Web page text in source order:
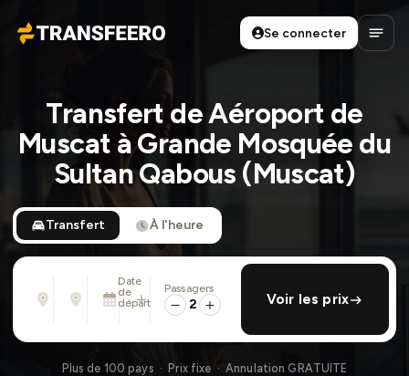
Transfeero
Se connecter
Transfert de Aéroport de
Muscat à Grande Mosquée du
Sultan Qabous (Muscat)
Transfert À l'heure
Adresse, aéroport, hôtel, ...
Adresse, aéroport, hôtel, ...
Date
de
départ
Dim. 9 Août · 01:45 PM
ajouter retour
Passagers
2 Voir les prix
Plus de 100 pays · Prix fixe · Annulation GRATUITE